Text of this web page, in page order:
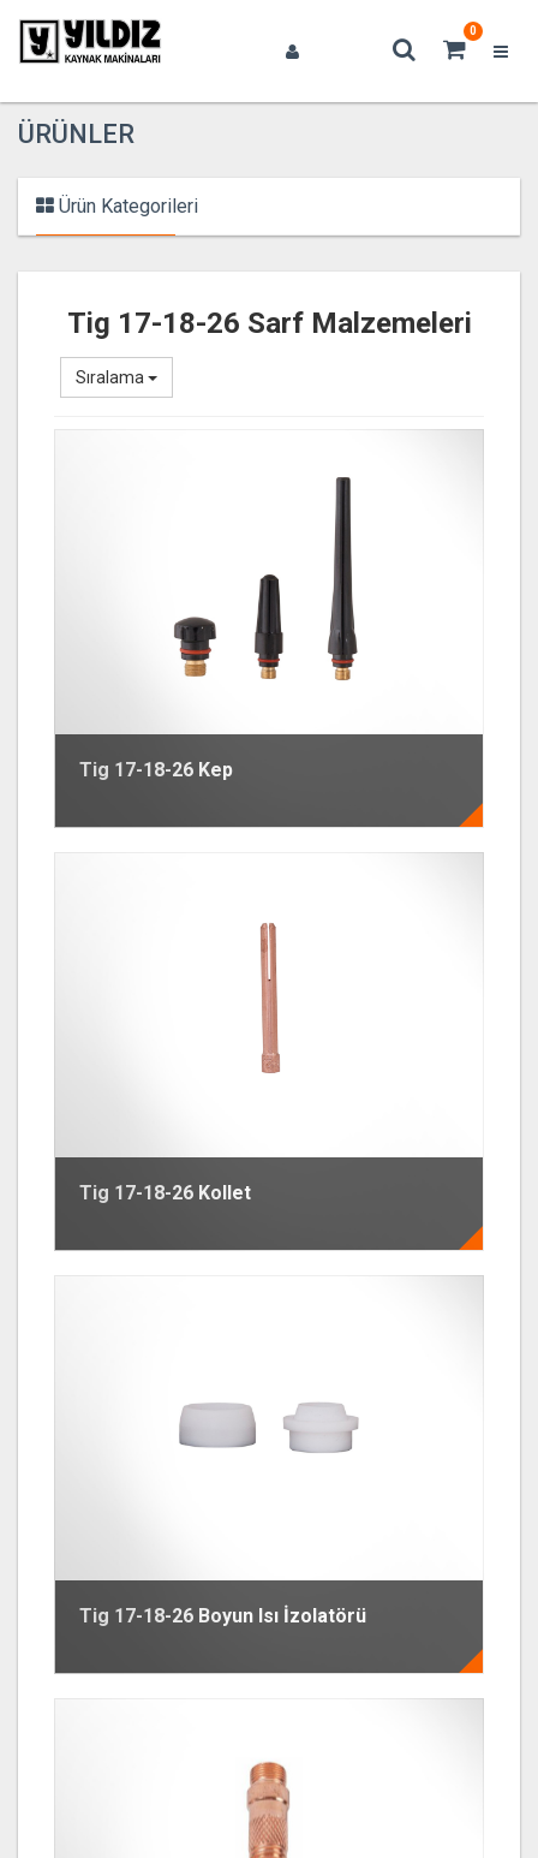
0
ÜRÜNLER
Ürün Kategorileri
Tig 17-18-26 Sarf Malzemeleri
Sıralama
Tig 17-18-26 Kep
Tig 17-18-26 Kollet
Tig 17-18-26 Boyun Isı İzolatörü